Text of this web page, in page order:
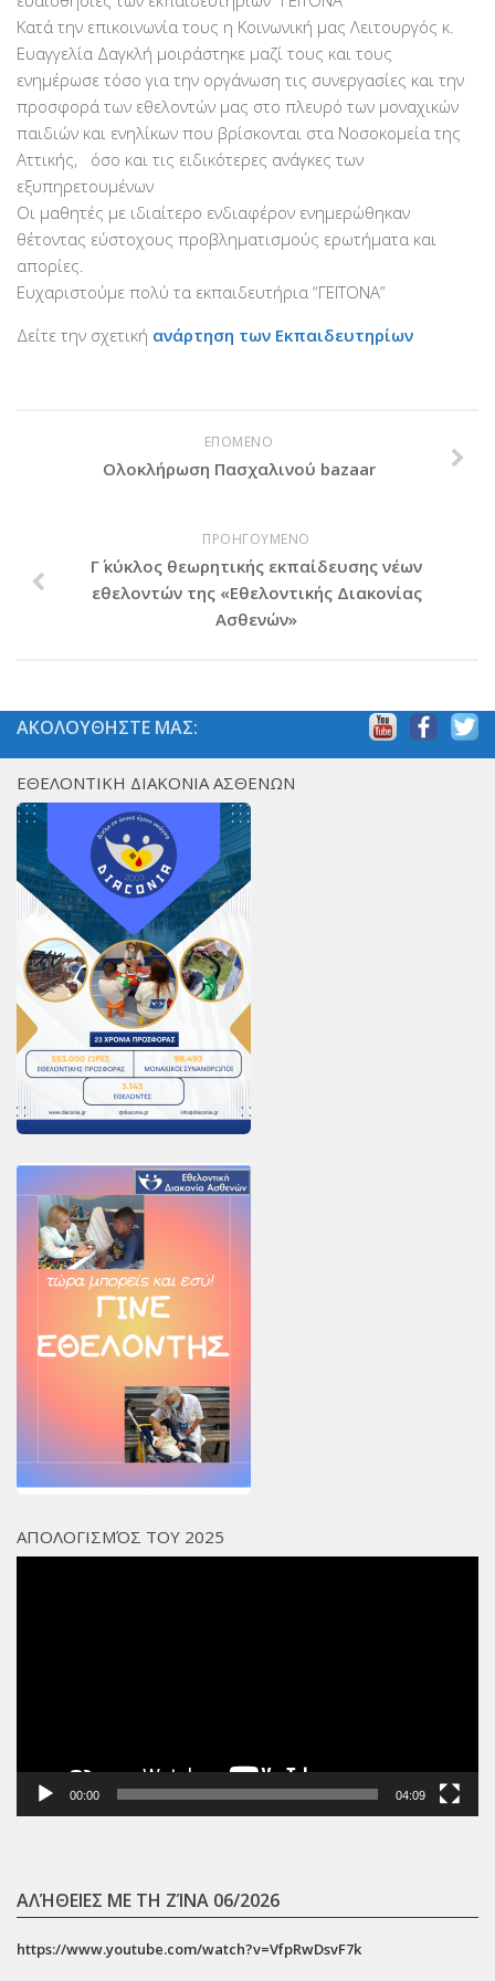
Βραβεύσεις
Εθελοντές
Γίνε εθελοντής
Εκπαίδευση
Θεωρητική
Πρακτική
Υποστήριξη
Εποπτεία
Με τραπεζική κατάθεση
Τομείς
Συνεργαζόμενοι Φορείς
Ανακοινώσεις
Αρχείο Ανακοινώσεων
Υποστηρικτές
Δωρητές
Χορηγοί
Χορηγοί Επικοινωνίας
Επικοινωνία
Κατά την επικοινωνία τους η Κοινωνική μας Λειτουργός κ.
Ευαγγελία Δαγκλή μοιράστηκε μαζί τους και τους
ενημέρωσε τόσο για την οργάνωση τις συνεργασίες και την
προσφορά των εθελοντών μας στο πλευρό των μοναχικών
παιδιών και ενηλίκων που βρίσκονται στα Νοσοκομεία της
Αττικής, όσο και τις ειδικότερες ανάγκες των
εξυπηρετουμένων
Οι μαθητές με ιδιαίτερο ενδιαφέρον ενημερώθηκαν
θέτοντας εύστοχους προβληματισμούς ερωτήματα και
απορίες.
Ευχαριστούμε πολύ τα εκπαιδευτήρια “ΓΕΙΤΟΝΑ”
Δείτε την σχετική ανάρτηση των Εκπαιδευτηρίων
ΕΠΟΜΕΝΟ
Ολοκλήρωση Πασχαλινού bazaar
ΠΡΟΗΓΟΥΜΕΝΟ
Γ΄ κύκλος θεωρητικής εκπαίδευσης νέων
εθελοντών της «Εθελοντικής Διακονίας
Ασθενών»
ΑΚΟΛΟΥΘΗΣΤΕ ΜΑΣ:
ΕΘΕΛΟΝΤΙΚΗ ΔΙΑΚΟΝΙΑ ΑΣΘΕΝΩΝ
ΑΠΟΛΟΓΙΣΜΌΣ ΤΟΥ 2025
00:00 04:09
ΑΛΉΘΕΙΕΣ ΜΕ ΤΗ ΖΊΝΑ 06/2026
https://www.youtube.com/watch?v=VfpRwDsvF7k